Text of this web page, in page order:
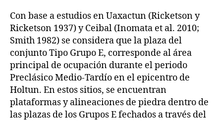
Con base a estudios en Uaxactun (Ricketson y
Ricketson 1937) y Ceibal (Inomata et al. 2010;
Smith 1982) se considera que la plaza del
conjunto Tipo Grupo E, corresponde al área
principal de ocupación durante el periodo
Preclásico Medio-Tardío en el epicentro de
Holtun. En estos sitios, se encuentran
plataformas y alineaciones de piedra dentro de
las plazas de los Grupos E fechados a través del